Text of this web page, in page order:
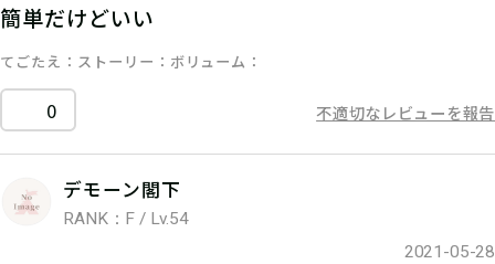
簡単だけどいい
てごたえ ストーリー ボリューム
0 不適切なレビューを報告
デモーン閣下
RANK：F / Lv.54
2021-05-28